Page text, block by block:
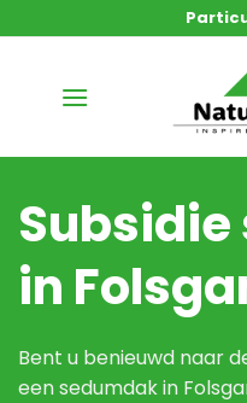
naar
in
Bent u benieuwd naar
een sedumdak in